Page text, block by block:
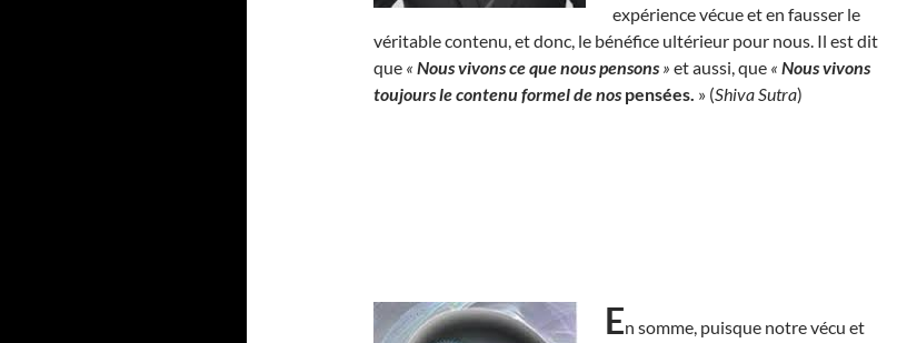
expérience vécue et en fausser le
véritable contenu, et donc, le bénéfice ultérieur pour nous. Il est dit
que « Nous vivons ce que nous pensons » et aussi, que « Nous vivons
toujours le contenu formel de nos pensées. » (Shiva Sutra)
En somme, puisque notre vécu et